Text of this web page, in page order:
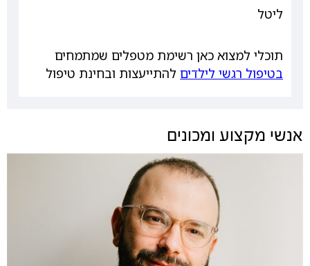
ליטל
תוכלי למצוא כאן רשימת מטפלים שמתמחים
בטיפול רגשי לילדים להתייעצות ובחינת טיפול
אנשי מקצוע ומכונים